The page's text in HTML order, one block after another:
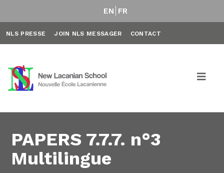
EN FR
NLS PRESSE JOIN NLS MESSAGER CONTACT
PAPERS 7.7.7. n°3
Multilingue